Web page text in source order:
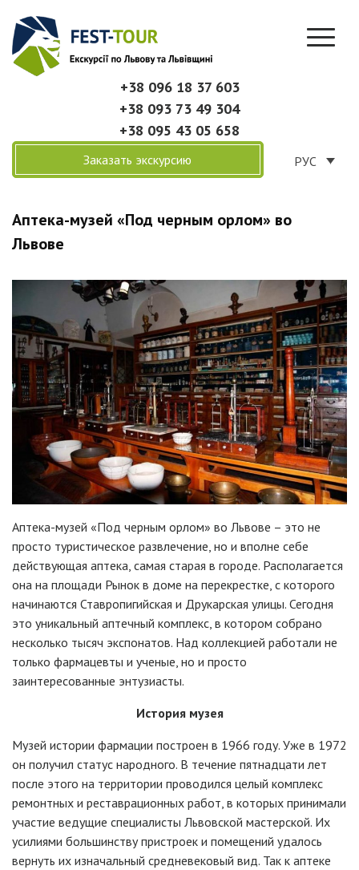
+38 096 18 37 603
+38 093 73 49 304
+38 095 43 05 658
РУС
Заказать экскурсию
Аптека-музей «Под черным орлом» во
Львове
Аптека-музей «Под черным орлом» во Львове – это не
просто туристическое развлечение, но и вполне себе
действующая аптека, самая старая в городе. Располагается
она на площади Рынок в доме на перекрестке, с которого
начинаются Ставропигийская и Друкарская улицы. Сегодня
это уникальный аптечный комплекс, в котором собрано
несколько тысяч экспонатов. Над коллекцией работали не
только фармацевты и ученые, но и просто
заинтересованные энтузиасты.
История музея
Музей истории фармации построен в 1966 году. Уже в 1972
он получил статус народного. В течение пятнадцати лет
после этого на территории проводился целый комплекс
ремонтных и реставрационных работ, в которых принимали
участие ведущие специалисты Львовской мастерской. Их
усилиями большинству пристроек и помещений удалось
вернуть их изначальный средневековый вид. Так к аптеке